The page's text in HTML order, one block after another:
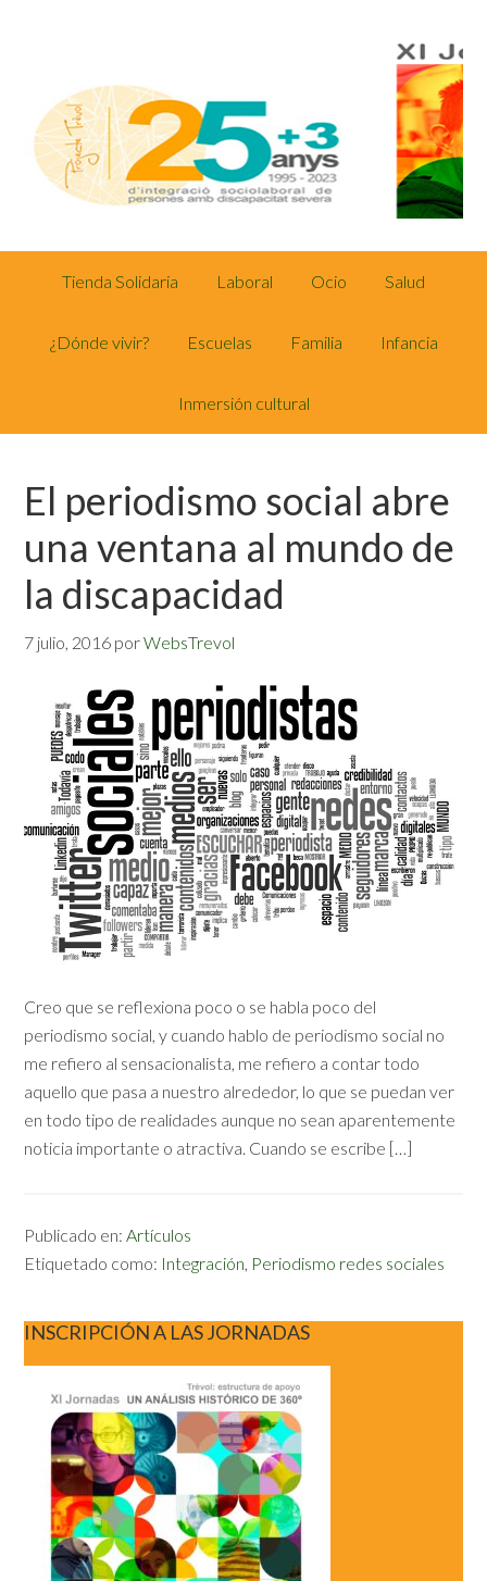
Tienda Solidaria Laboral Ocio Salud
¿Dónde vivir? Escuelas Familia Infancia
Inmersión cultural
El periodismo social abre
una ventana al mundo de
la discapacidad
7 julio, 2016 porWebsTrevol
Creo que se reflexiona poco o se habla poco del
periodismo social, y cuando hablo de periodismo social no
me refiero al sensacionalista, me refiero a contar todo
aquello que pasa a nuestro alrededor, lo que se puedan ver
en todo tipo de realidades aunque no sean aparentemente
noticia importante o atractiva. Cuando se escribe […]
Publicado en:Artículos
Etiquetado como: Integración, Periodismo redes sociales
INSCRIPCIÓN A LAS JORNADAS